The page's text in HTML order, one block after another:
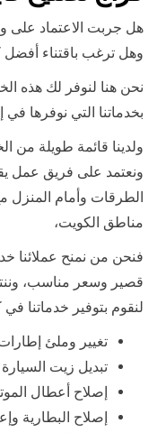
هل جربت الاعتماد على
وهل ترغب باقتناء
نحن هنا لنوفر لك هذه
بخدماتنا التي نوفرها
ولدينا قائمة طويلة من
ونعتمد على فريق عمل
الطرقات وأمام المنزل
مناطق الكويت،
فنحن من نمنح عملائنا
قصير وسعر مناسب،
لنقوم بتوفير خدماتنا
تغيير وملئ
تبديل زيت السيارة
إصلاح أعطال
إصلاح البطارية